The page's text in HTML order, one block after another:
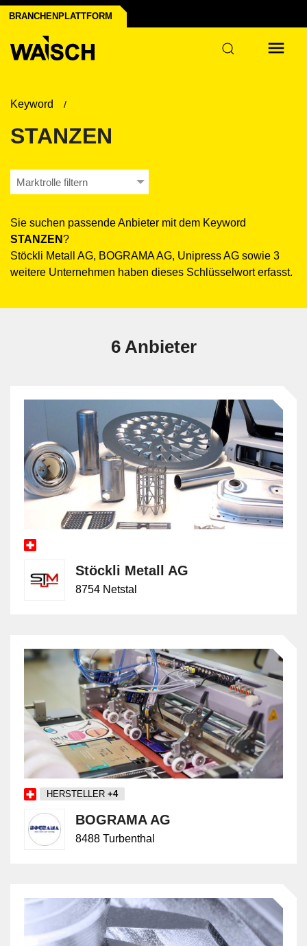
BRANCHENPLATTFORM
Keyword
STANZEN
Marktrolle filtern
Sie suchen passende Anbieter mit dem Keyword
STANZEN?
Stöckli Metall AG, BOGRAMA AG, Unipress AG sowie 3
weitere Unternehmen haben dieses Schlüsselwort erfasst.
6 Anbieter
Stöckli Metall AG
8754 Netstal
HERSTELLER +4
BOGRAMA AG
8488 Turbenthal